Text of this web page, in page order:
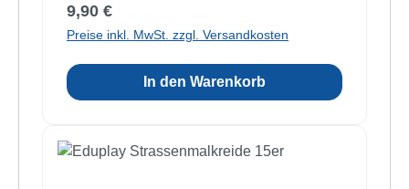
Regulärer Preis:
9,90 €
Preise inkl. MwSt. zzgl. Versandkosten
In den Warenkorb